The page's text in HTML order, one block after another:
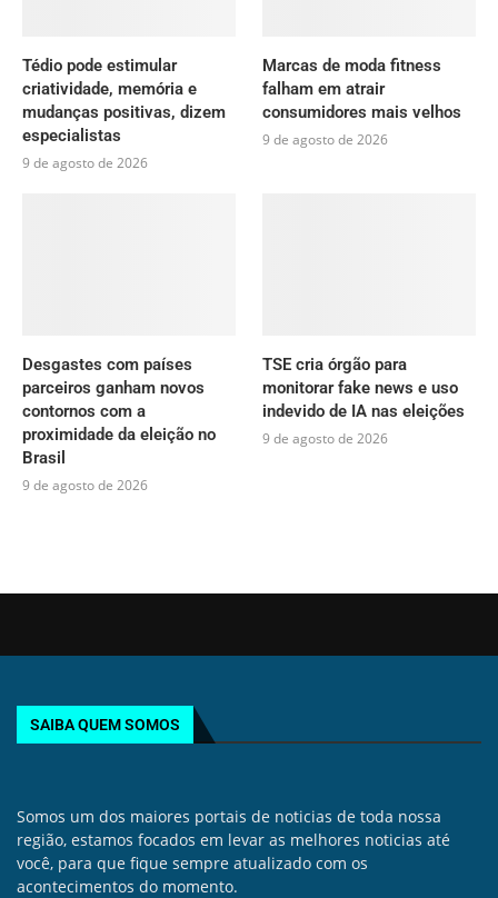
Tédio pode estimular
criatividade, memória e
mudanças positivas, dizem
especialistas
9 de agosto de 2026
Marcas de moda fitness
falham em atrair
consumidores mais velhos
9 de agosto de 2026
Desgastes com países
parceiros ganham novos
contornos com a
proximidade da eleição no
Brasil
9 de agosto de 2026
TSE cria órgão para
monitorar fake news e uso
indevido de IA nas eleições
9 de agosto de 2026
SAIBA QUEM SOMOS
Somos um dos maiores portais de noticias de toda nossa
região, estamos focados em levar as melhores noticias até
você, para que fique sempre atualizado com os
acontecimentos do momento.